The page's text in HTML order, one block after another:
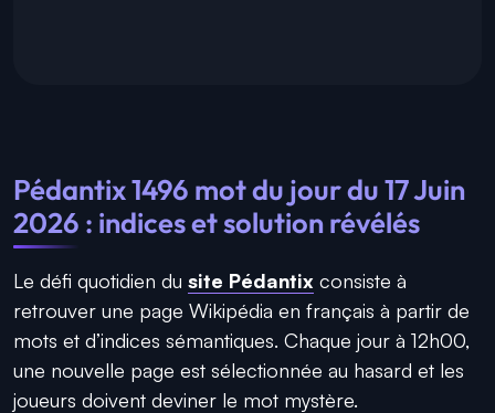
Pédantix 1496 mot du jour du 17 Juin
2026 : indices et solution révélés
Le défi quotidien du site Pédantix consiste à
retrouver une page Wikipédia en français à partir de
mots et d’indices sémantiques. Chaque jour à 12h00,
une nouvelle page est sélectionnée au hasard et les
joueurs doivent deviner le mot mystère.